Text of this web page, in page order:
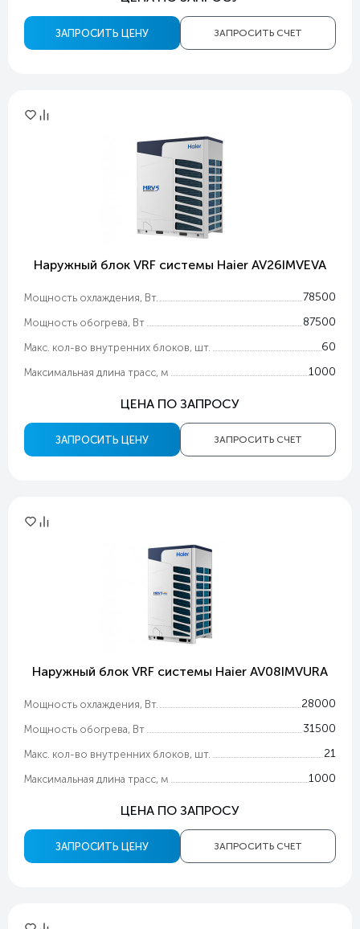
ЗАПРОСИТЬ СЧЕТ
ЗАПРОСИТЬ ЦЕНУ
Наружный блок VRF системы Haier AV26IMVEVA
Мощность охлаждения, Вт. 78500
Мощность обогрева, Вт 87500
Макс. кол-во внутренних блоков, шт. 60
Максимальная длина трасс, м 1000
ЦЕНА ПО ЗАПРОСУ
ЗАПРОСИТЬ СЧЕТ
ЗАПРОСИТЬ ЦЕНУ
Наружный блок VRF системы Haier AV08IMVURA
Мощность охлаждения, Вт. 28000
Мощность обогрева, Вт 31500
Макс. кол-во внутренних блоков, шт. 21
Максимальная длина трасс, м 1000
ЦЕНА ПО ЗАПРОСУ
ЗАПРОСИТЬ СЧЕТ
ЗАПРОСИТЬ ЦЕНУ